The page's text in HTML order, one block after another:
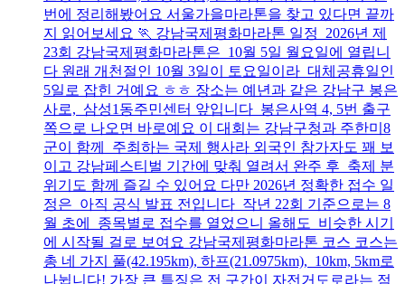
번에 정리해봤어요 서울가을마라톤을 찾고 있다면 끝까
지 읽어보세요 🏃 강남국제평화마라톤 일정 2026년 제
23회 강남국제평화마라톤은 10월 5일 월요일에 열립니
다 원래 개천절인 10월 3일이 토요일이라 대체공휴일인
5일로 잡힌 거예요 ㅎㅎ 장소는 예년과 같은 강남구 봉은
사로, 삼성1동주민센터 앞입니다 봉은사역 4, 5번 출구
쪽으로 나오면 바로예요 이 대회는 강남구청과 주한미8
군이 함께 주최하는 국제 행사라 외국인 참가자도 꽤 보
이고 강남페스티벌 기간에 맞춰 열려서 완주 후 축제 분
위기도 함께 즐길 수 있어요 다만 2026년 정확한 접수 일
정은 아직 공식 발표 전입니다 작년 22회 기준으로는 8
월 초에 종목별로 접수를 열었으니 올해도 비슷한 시기
에 시작될 걸로 보여요 강남국제평화마라톤 코스 코스는
총 네 가지 풀(42.195km), 하프(21.0975km), 10km, 5km로
나뉩니다! 가장 큰 특징은 전 구간이 자전거도로라는 점